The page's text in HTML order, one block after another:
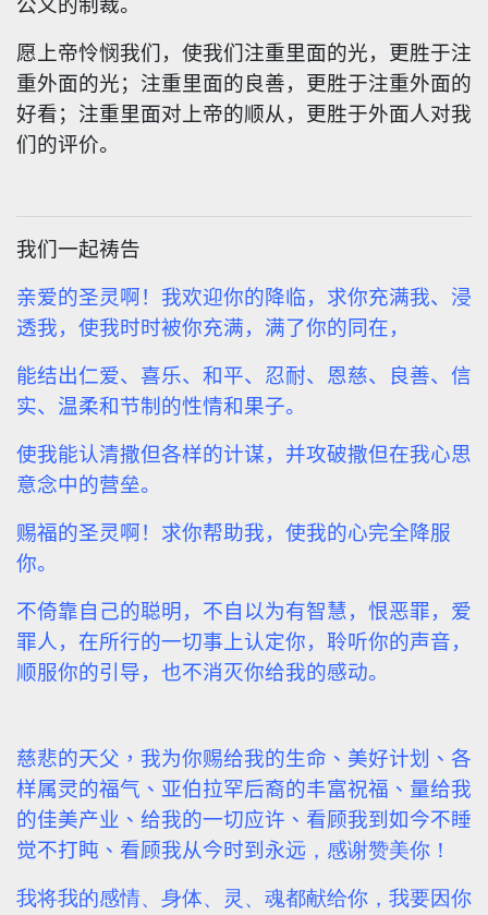
愿上帝怜悯我们，使我们注重里面的光，更胜于注
重外面的光；注重里面的良善，更胜于注重外面的
好看；注重里面对上帝的顺从，更胜于外面人对我
们的评价。
我们一起祷告
亲爱的圣灵啊！我欢迎你的降临，求你充满我、浸
透我，使我时时被你充满，满了你的同在，
能结出仁爱、喜乐、和平、忍耐、恩慈、良善、信
实、温柔和节制的性情和果子。
使我能认清撒但各样的计谋，并攻破撒但在我心思
意念中的营垒。
赐福的圣灵啊！求你帮助我，使我的心完全降服
你。
不倚靠自己的聪明，不自以为有智慧，恨恶罪，爱
罪人，在所行的一切事上认定你，聆听你的声音，
顺服你的引导，也不消灭你给我的感动。
慈悲的天父，我为你赐给我的生命、美好计划、各
样属灵的福气、亚伯拉罕后裔的丰富祝福、量给我
的佳美产业、给我的一切应许、看顾我到如今不睡
觉不打盹、看顾我从今时到永远，感谢赞美你！
我将我的感情、身体、灵、魂都献给你，我要因你